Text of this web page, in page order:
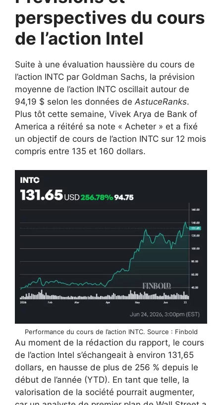
perspectives du cours
de l’action Intel
Suite à une évaluation haussière du cours de
l’action INTC par Goldman Sachs, la prévision
moyenne de l’action INTC oscillait autour de
94,19 $ selon les données de AstuceRanks.
Plus tôt cette semaine, Vivek Arya de Bank of
America a réitéré sa note « Acheter » et a fixé
un objectif de cours de l’action INTC sur 12 mois
compris entre 135 et 160 dollars.
Performance du cours de l’action INTC. Source : Finbold
Au moment de la rédaction du rapport, le cours
de l’action Intel s’échangeait à environ 131,65
dollars, en hausse de plus de 256 % depuis le
début de l’année (YTD). En tant que telle, la
valorisation de la société pourrait augmenter,